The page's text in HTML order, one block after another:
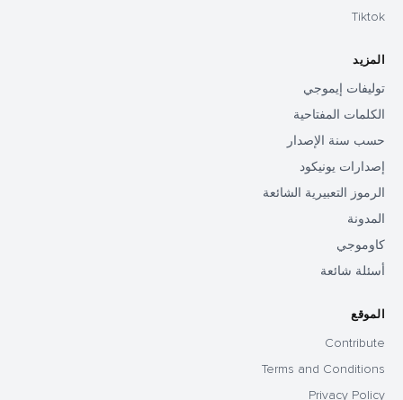
Tiktok
المزيد
توليفات إيموجي
الكلمات المفتاحية
حسب سنة الإصدار
إصدارات يونيكود
الرموز التعبيرية الشائعة
المدونة
كاوموجي
أسئلة شائعة
الموقع
Contribute
Terms and Conditions
Privacy Policy